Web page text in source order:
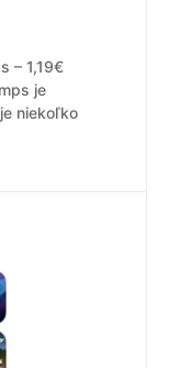
– 1,19€
je
niekoľko